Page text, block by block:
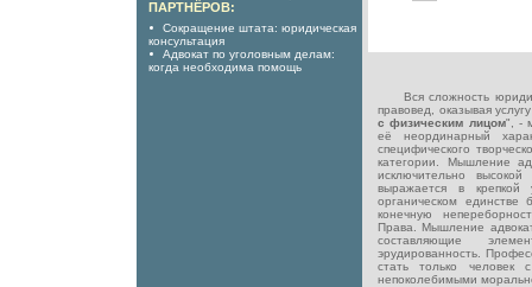
ПАРТНЁРОВ:
Сокращение штата: юридическая
консультация
Адвокат по уголовным делам:
когда необходима помощь
Вся сложность
правовед, оказывая
с физическим лицом", -
её неординарный
специфического
категории. Мышление
исключительно высокой
выражается в крепкой
органическом
конечную
Права. Мышление
составляющие
эрудированность.
стать только человек
непоколебимыми